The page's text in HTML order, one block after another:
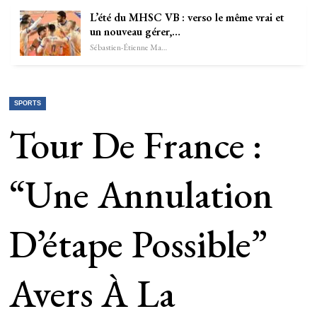
L’été du MHSC VB : verso le même vrai et
un nouveau gérer,…
Sébastien-Étienne Marechal
SPORTS
Tour De France :
“Une Annulation
D’étape Possible”
Avers À La